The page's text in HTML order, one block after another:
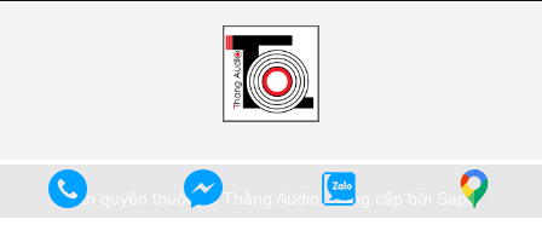
Bản quyền thuộc về .Cung cấp bởi Sapo